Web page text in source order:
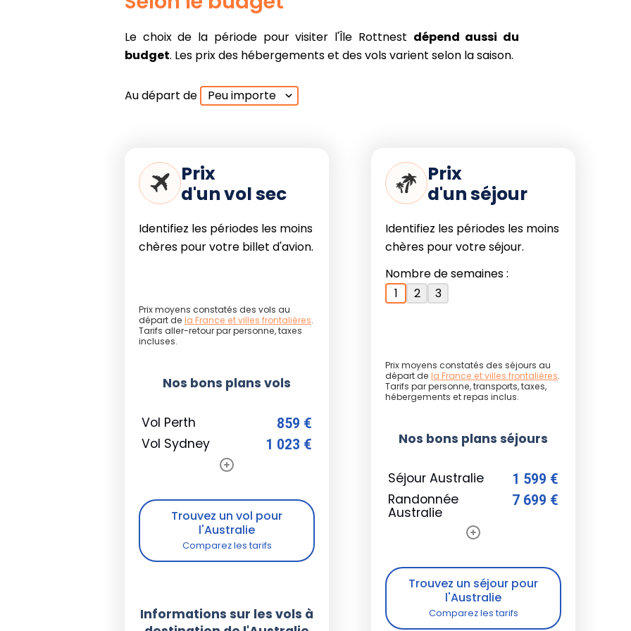
Le cœur de l'hiver austral (juin-juillet) connaît des journées
fraîches et pluvieuses pouvant gêner la visite à vélo ou à pied et
rendre la mer agitée, mais c'est le moment privilégié pour
botanique et de photographie nature.
En résumé, la meilleure période pour partir à
l'île Rottnestdépend de
faune et la découverte de l'île sous le soleil ; optez pour juin à
septembre si vous visez la migration des baleines ou l'explosion florale,
tout en profitant d'une fréquentation plus douce.
Le choix de la période pour visiter l'Île Rottnest dépend aussi du
budget. Les prix des hébergements et des vols varient selon la saison.
Au départ de Peu importe
Prix
d'un vol sec
Identifiez les périodes les moins
chères pour votre billet d'avion.
Prix moyens constatés des vols au
départ de la France et villes frontalières.
Tarifs aller-retour par personne, taxes
incluses.
Nos bons plans vols
Vol Perth 859 €
Vol Sydney 1 023 €
Trouvez un vol pour
l'Australie
Informations sur les vols à
Prix
d'un séjour
Identifiez les périodes les moins
chères pour votre séjour.
Nombre de semaines :
1
2 3
Prix moyens constatés des séjours au
départ de la France et villes frontalières.
Tarifs par personne, transports, taxes,
hébergements et repas inclus.
Nos bons plans séjours
Séjour Australie 1 599 €
Randonnée
Australie
7 699 €
Trouvez un séjour pour
l'Australie